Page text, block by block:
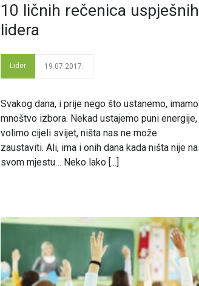
10 ličnih rečenica uspješnih
lidera
Lider 19.07.2017.
Svakog dana, i prije nego što ustanemo, imamo
mnoštvo izbora. Nekad ustajemo puni energije,
volimo cijeli svijet, ništa nas ne može
zaustaviti. Ali, ima i onih dana kada ništa nije na
svom mjestu… Neko lako [...]